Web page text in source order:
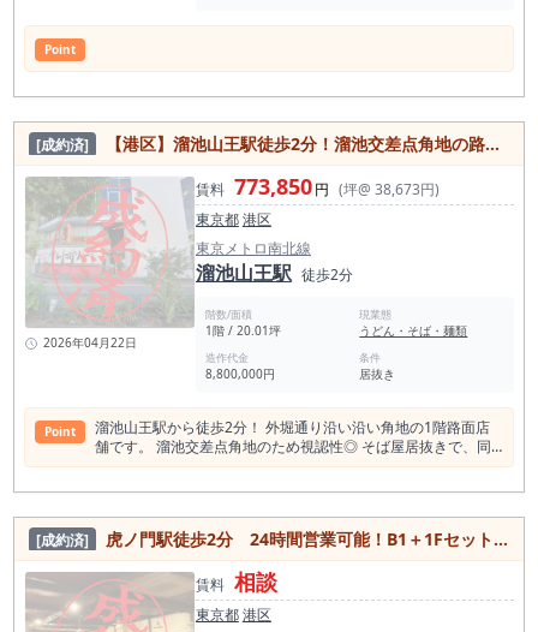
Point
[成約済] 【港区】溜池山王駅徒歩2分！溜池交差点角地の路面蕎麦屋居抜き店舗物件
2026年04月22日
賃料 773,850円 (坪@ 38,673円)
東京都港区
東京メトロ南北線
溜池山王駅 徒歩2分
階数/面積
1階 / 20.01坪
現業態
うどん・そば・麺類
造作代金
8,800,000円
条件
居抜き
Point
溜池山王駅から徒歩2分！ 外堀通り沿い沿い角地の1階路面店
舗です。 溜池交差点角地のため視認性◎ そば屋居抜きで、同
業態であれば即営業可能！
[成約済] 虎ノ門駅徒歩2分 24時間営業可能！B1＋1Fセット貸しの居酒屋居抜き店舗！
賃料 相談
東京都港区